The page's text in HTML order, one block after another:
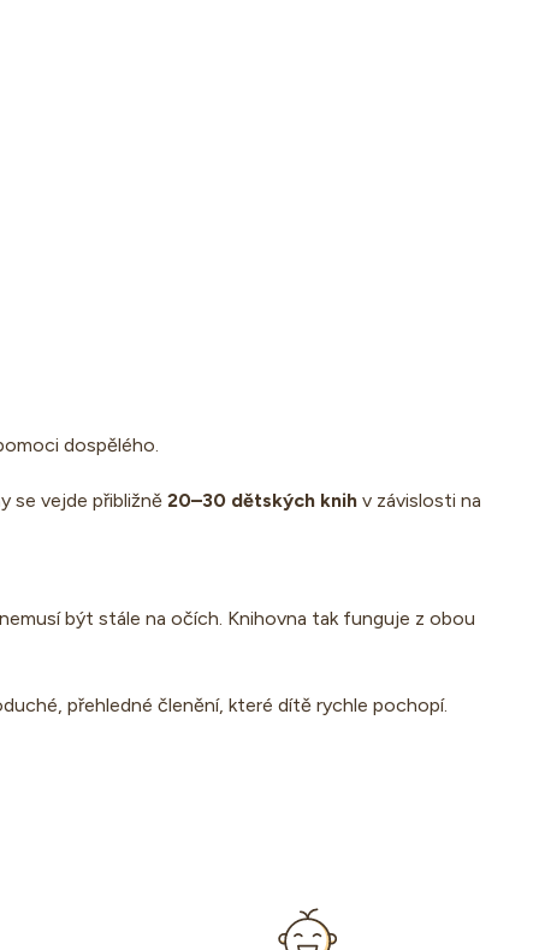
dospělého.
se vejde přibližně 20–30 dětských knih v závislosti na
být stále na očích. Knihovna tak funguje z obou
přehledné členění, které dítě rychle pochopí.